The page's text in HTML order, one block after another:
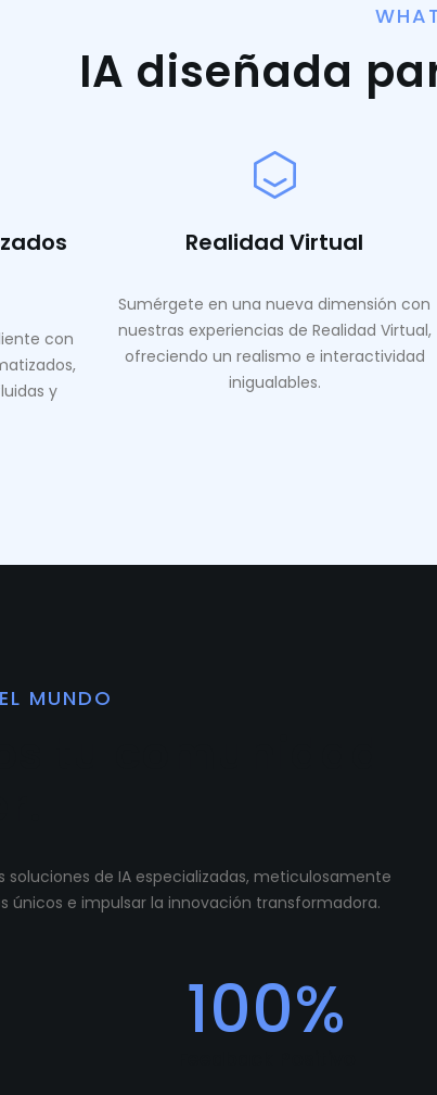
IA diseñada
con
y
Realidad Virtual
Sumérgete en una nueva dimensión con
nuestras experiencias de Realidad Virtual,
ofreciendo un realismo e interactividad
inigualables.
MUNDO
soluciones de IA especializadas, meticulosamente
únicos e impulsar la innovación transformadora.
100%